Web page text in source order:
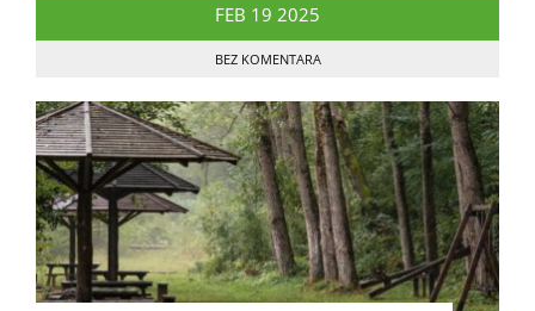
FEB 19 2025
BEZ KOMENTARA